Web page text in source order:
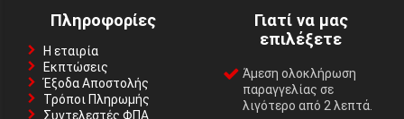
Πληροφορίες
Η εταιρία
Εκπτώσεις
Έξοδα Αποστολής
Τρόποι Πληρωμής
Συντελεστές ΦΠΑ
Γιατί να μας
επιλέξετε
Άμεση ολοκλήρωση
παραγγελίας σε
λιγότερο από 2 λεπτά.